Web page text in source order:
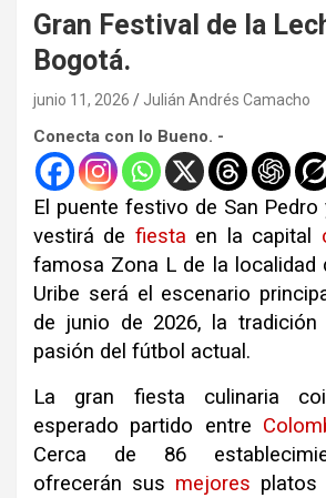
Gran Festival de la
Bogotá.
junio 11, 2026 Julián Andrés Camacho
Conecta con lo Bueno. -
El puente festivo de San Pedro
vestirá de fiesta en la capital
famosa Zona L de la localidad
Uribe será el escenario
de junio de 2026, la
pasión del fútbol actual.
La gran fiesta culinaria
esperado partido entre
Cerca de 86
ofrecerán sus mejores platos